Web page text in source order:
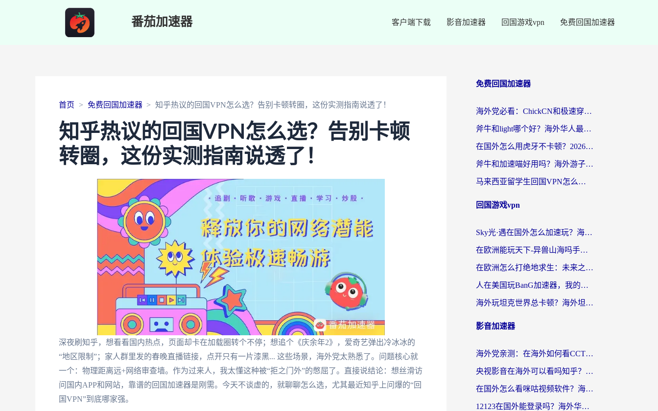
番茄加速器 客户端下载 影音加速器 回国游戏vpn 免费回国加速器
首页 免费回国加速器 知乎热议的回国VPN怎么选？告别卡顿转圈，这份实测指南说透了！
知乎热议的回国VPN怎么选？告别卡顿
转圈，这份实测指南说透了！
深夜刷知乎，想看看国内热点，页面却卡在加载圈转个不停；想追个《庆余年2》，爱奇艺弹出冷冰冰的
“地区限制”；家人群里发的春晚直播链接，点开只有一片漆黑... 这些场景，海外党太熟悉了。问题核心就
一个：物理距离远+网络审查墙。作为过来人，我太懂这种被“拒之门外”的憋屈了。直接说结论：想丝滑访
问国内APP和网站，靠谱的回国加速器是刚需。今天不谈虚的，就聊聊怎么选，尤其最近知乎上问爆的“回
国VPN”到底哪家强。
免费回国加速器
海外党必看：ChickCN和极速穿梭VPN好用吗？3招教你选对回国加速器无缝刷国内资源
斧牛和light哪个好？海外华人最关心的回国加速器选择难题，一篇讲透
在国外怎么用虎牙不卡顿？2026海外华人亲测有效的回国加速器选择指南
斧牛和加速喵好用吗？海外游子的真实选择困境
马来西亚留学生回国VPN怎么选？3个避坑点+1款实测好用的加速器推荐
回国游戏vpn
Sky光·遇在国外怎么加速玩？海外党亲测有效的国服游戏加速指南
在欧洲能玩天下-异兽山海吗手游？海外玩家的加速器生存指南
在欧洲怎么打绝地求生：未来之役不卡？留学生亲测的加速器避坑指南
人在美国玩BanG加速器，我的延迟终于绿了
海外玩坦克世界总卡顿？海外坦克世界加速器有哪些？实测好用的选择在这里
影音加速器
海外党亲测：在海外如何看CCTV？告别“仅限大陆播放”的实用指南
央视影音在海外可以看吗知乎？留学生亲测：3步解决地域限制+追剧自由
在国外怎么看咪咕视频软件？海外党亲测有效的回国加速方案
12123在国外能登录吗？海外华人必看的回国加速实用指南